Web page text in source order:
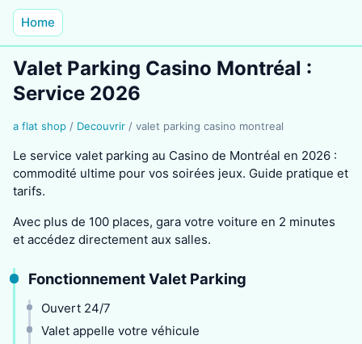
Home
Valet Parking Casino Montréal :
Service 2026
a flat shop / Decouvrir / valet parking casino montreal
Le service valet parking au Casino de Montréal en 2026 :
commodité ultime pour vos soirées jeux. Guide pratique et
tarifs.
Avec plus de 100 places, gara votre voiture en 2 minutes
et accédez directement aux salles.
Fonctionnement Valet Parking
Ouvert 24/7
Valet appelle votre véhicule